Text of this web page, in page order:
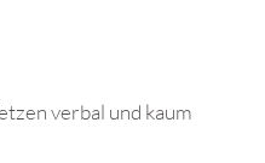
verbal und kaum